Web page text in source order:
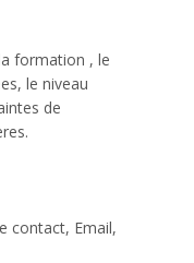
formation , le
le niveau
de
contact, Email,